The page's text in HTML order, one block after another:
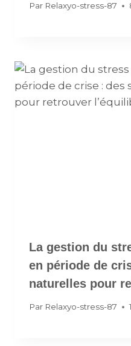
Par Relaxyo-stress-87
La gestion du
en période de
naturelles pour
Par Relaxyo-stress-87